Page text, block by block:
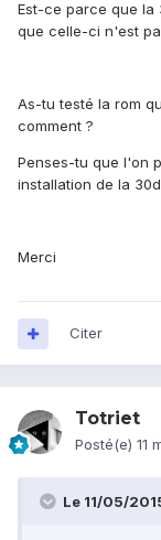
Est-ce parce que
que celle-ci n'est
As-tu testé la rom
comment ?
Penses-tu que l'on
installation de la
Merci
Citer
Totriet
Posté(e) 11
Le 11/05/